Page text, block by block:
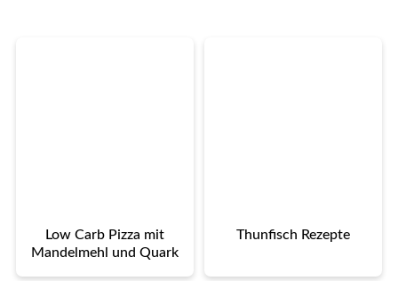
Low Carb Pizza mit
Mandelmehl und Quark
Thunfisch Rezepte